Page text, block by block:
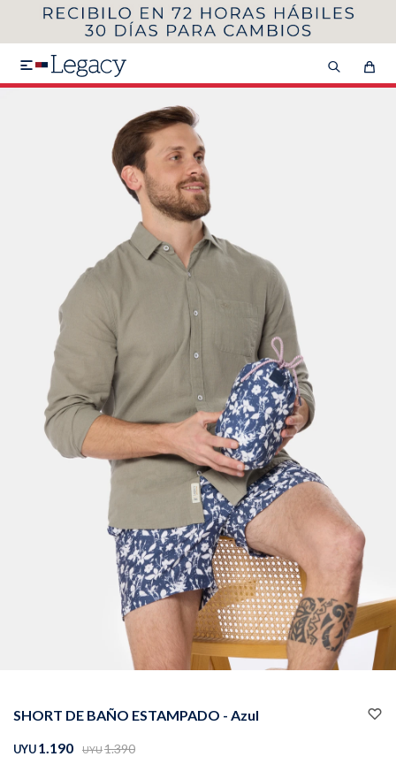

SHORT DE BAÑO ESTAMPADO - Azul
UYU1.190 UYU1.390
MI CUENTA
VER COLECCIÓN DE HOMBRE
SEGUNDA 50%
Remeras Camisas
Pantalones
Chalecos
Canguros Jeans